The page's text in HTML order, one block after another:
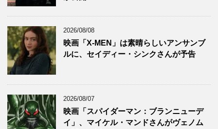
2026/08/08
映画「X-MEN」は素晴らしいアンサンブ
ルに、セイディー・シンクさんが予告
2026/08/07
映画「スパイダーマン：ブランニューデ
イ」、マイケル・マンドさんがヴェノム